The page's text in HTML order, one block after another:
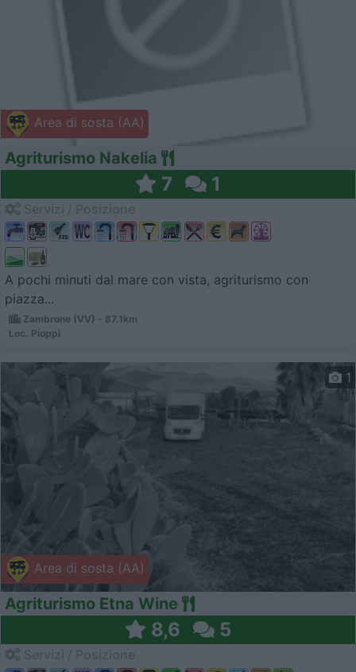
Area di sosta (AA)
Agriturismo Nakelia
7 1
A pochi minuti dal mare con vista, agriturismo con
piazza...
Zambrone (VV) - 87.1km
Loc. Pioppi
Area di sosta (AA)
1
Agriturismo Etna Wine
8,6 5